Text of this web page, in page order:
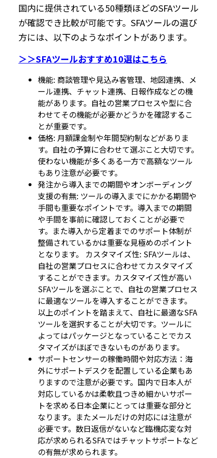
国内に提供されている50種類ほどのSFAツール
が確認でき比較が可能です。SFAツールの選び
方には、以下のようなポイントがあります。
＞＞SFAツールおすすめ10選はこちら
機能: 商談管理や見込み客管理、地図連携、メ
ール連携、チャット連携、日報作成などの機
能があります。自社の営業プロセスや型に合
わせてその機能が必要かどうかを確認するこ
とが重要です。
価格: 月額課金制や年間契約制などがありま
す。自社の予算に合わせて選ぶこと大切です。
使わない機能が多くある一方で高額なツール
もあり注意が必要です。
発注から導入までの期間やオンボーディング
支援の有無: ツールの導入までにかかる期間や
手間も重要なポイントです。導入までの期間
や手間を事前に確認しておくことが必要で
す。また導入から定着までのサポート体制が
整備されているかは重要な見極めのポイント
となります。 カスタマイズ性: SFAツールは、
自社の営業プロセスに合わせてカスタマイズ
することができます。カスタマイズ性が高い
SFAツールを選ぶことで、自社の営業プロセス
に最適なツールを導入することができます。
以上のポイントを踏まえて、自社に最適なSFA
ツールを選択することが大切です。ツールに
よってはパッケージとなっていることでカス
タマイズがほぼできないものがあります。
サポートセンサーの稼働時間や対応方法：海
外にサポートデスクを配置している企業もあ
りますので注意が必要です。国内で日本人が
対応しているかは柔軟且つきめ細かいサポー
トを求める日本企業にとっては重要な部分と
なります。またメールだけの対応には注意が
必要です。数日返信がないなど臨機応変な対
応が求められるSFAではチャットサポートなど
の有無が求められます。